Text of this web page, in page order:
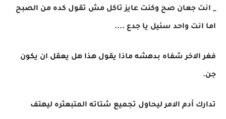
_ انت جعان صح وكنت عايز تاكل مش تقول كده من الصبح
اما انت واحد سئيل يا جدع ....
فغر الاخر شفاه بدهشه ماذا يقول هذا هل يعقل ان يكون
جن.
تدارك أدم الامر ليحاول تجميع شتاته المتبعثره ليهتف